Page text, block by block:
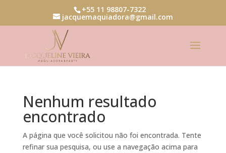
+55 11 98807-7322
jacquemaquiadora@gmail.com
Nenhum resultado
encontrado
A página que você solicitou não foi encontrada. Tente
refinar sua pesquisa, ou use a navegação acima para